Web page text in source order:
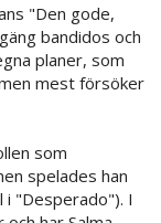
"Den gode,
bandidos och
planer, som
mest försöker
som
spelades han
i "Desperado"). I